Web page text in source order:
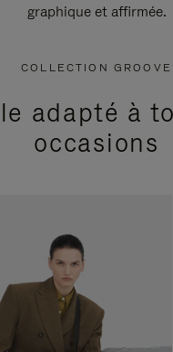
graphique et affirmée.
COLLECTION GROOVE
adapté à
occasions